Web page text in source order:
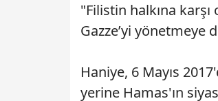
"Filistin halkına
Gazze’yi yönetmeye
Haniye, 6 Mayıs
yerine Hamas'ın